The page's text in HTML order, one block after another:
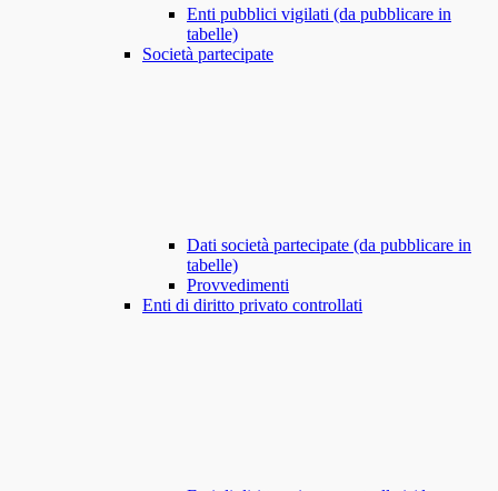
Enti pubblici vigilati (da pubblicare in
tabelle)
Società partecipate
Dati società partecipate (da pubblicare in
tabelle)
Provvedimenti
Enti di diritto privato controllati